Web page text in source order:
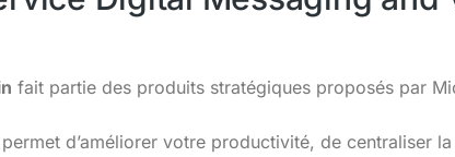
fait partie des produits stratégiques proposés par
d’améliorer votre productivité, de centraliser